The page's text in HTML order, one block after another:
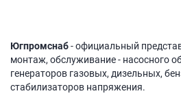
Югпромснаб- официальный
монтаж, обслуживание - насосного
генераторов газовых, дизельных,
стабилизаторов напряжения.